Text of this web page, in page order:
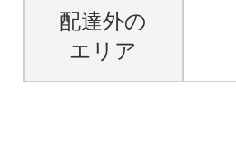
配達外の
エリア